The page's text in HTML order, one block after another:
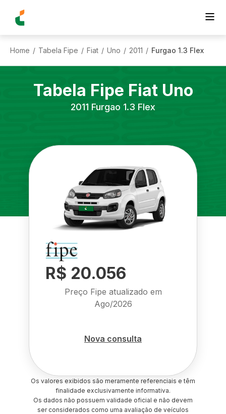
Home / Tabela Fipe / Fiat / Uno / 2011 / Furgao 1.3 Flex
Tabela Fipe Fiat Uno
2011 Furgao 1.3 Flex
R$ 20.056
Preço Fipe atualizado em
Ago/2026
Nova consulta
Os valores exibidos são meramente referenciais e têm
finalidade exclusivamente informativa.
Os dados não possuem validade oficial e não devem
ser considerados como uma avaliação de veículos